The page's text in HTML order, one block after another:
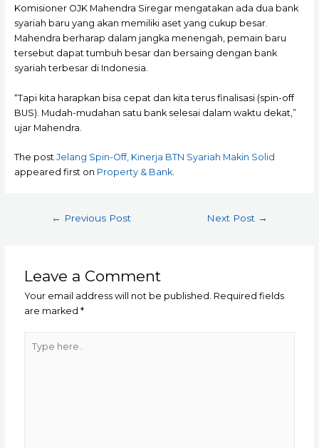
Komisioner OJK Mahendra Siregar mengatakan ada dua bank
syariah baru yang akan memiliki aset yang cukup besar.
Mahendra berharap dalam jangka menengah, pemain baru
tersebut dapat tumbuh besar dan bersaing dengan bank
syariah terbesar di Indonesia.
“Tapi kita harapkan bisa cepat dan kita terus finalisasi (spin-off
BUS). Mudah-mudahan satu bank selesai dalam waktu dekat,”
ujar Mahendra.
The post Jelang Spin-Off, Kinerja BTN Syariah Makin Solid
appeared first on Property & Bank.
← Previous Post Next Post →
Leave a Comment
Your email address will not be published. Required fields
are marked*
here..